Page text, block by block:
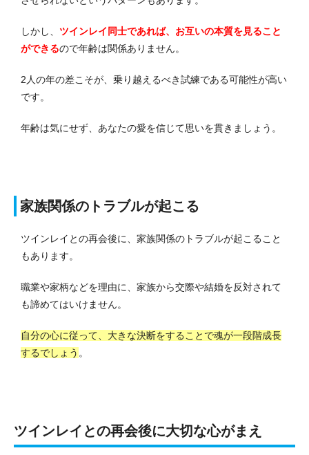
しかし、 ツインレイ同士であれば、お互いの本質を見ること
ができるので年齢は関係ありません。
2人の年の差こそが、乗り越えるべき試練である可能性が高い
です。
年齢は気にせず、あなたの愛を信じて思いを貫きましょう。
家族関係のトラブルが起こる
ツインレイとの再会後に、家族関係のトラブルが起こること
もあります。
職業や家柄などを理由に、家族から交際や結婚を反対されて
も諦めてはいけません。
自分の心に従って、大きな決断をすることで魂が一段階成長
するでしょう 。
ツインレイとの再会後に大切な心がまえ